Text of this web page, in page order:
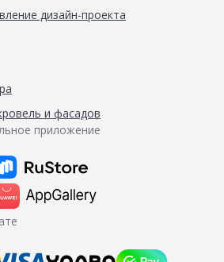
дизайн-проекта
и фасадов
приложение